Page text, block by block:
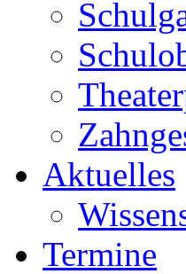
Aktuelles
Termine